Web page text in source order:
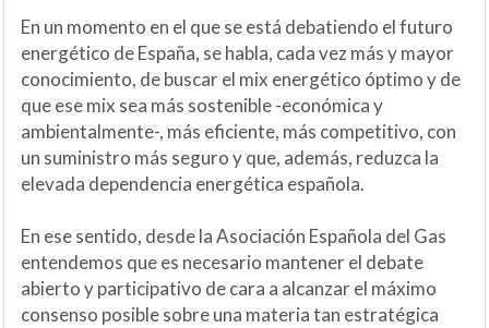
En un momento en el que se está debatiendo el futuro
energético de España, se habla, cada vez más y mayor
conocimiento, de buscar el mix energético óptimo y de
que ese mix sea más sostenible -económica y
ambientalmente-, más eficiente, más competitivo, con
un suministro más seguro y que, además, reduzca la
elevada dependencia energética española.
En ese sentido, desde la Asociación Española del Gas
entendemos que es necesario mantener el debate
abierto y participativo de cara a alcanzar el máximo
consenso posible sobre una materia tan estratégica